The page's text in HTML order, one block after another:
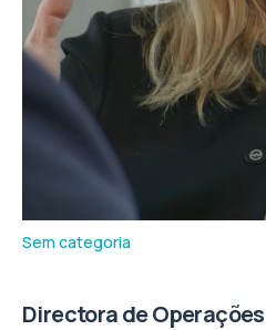
Sem categoria
Directora de